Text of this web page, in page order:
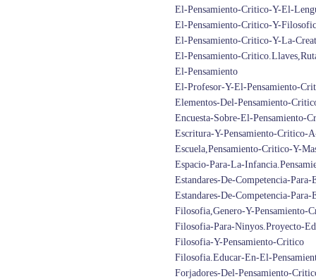
El-Pensamiento-Critico-Y-El-
El-Pensamiento-Critico-Y-
El-Pensamiento-Critico-Y-La-
El-Pensamiento-
El-Pensamiento
El-Profesor-Y-El-Pensamiento-
Elementos-Del-Pensamiento-
Encuesta-Sobre-El-Pensamiento-
Escritura-Y-Pensamiento-Critico-
Escuela,Pensamiento-Critico-Y-
Espacio-Para-La-
Estandares-De-Competencia-
Estandares-De-Competencia-
Filosofia,Genero-Y-Pensamiento-
Filosofia-Para-Ninyos.Proyecto-
Filosofia-Y-Pensamiento-Critico
Filosofia.Educar-En-El-
Forjadores-Del-Pensamiento-